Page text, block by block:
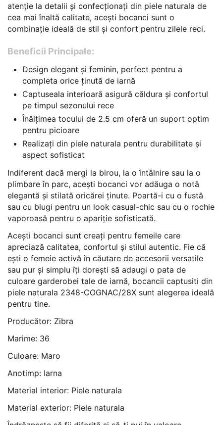
atenție la detalii și confecționați din piele naturala de
cea mai înaltă calitate, acești bocanci sunt o
combinație ideală de stil și confort pentru zilele reci.
Beneficii Principale:
Design elegant și feminin, perfect pentru a
completa orice ținută de iarnă
Captuseala interioară asigură căldura și confortul
pe timpul sezonului rece
Înălțimea tocului de 2.5 cm oferă un suport optim
pentru picioare
Realizați din piele naturala pentru durabilitate și
aspect sofisticat
Indiferent dacă mergi la birou, la o întâlnire sau la o
plimbare în parc, acești bocanci vor adăuga o notă
elegantă și stilată oricărei ținute. Poartă-i cu o fustă
sau cu blugi pentru un look casual-chic sau cu o rochie
vaporoasă pentru o apariție sofisticată.
Acești bocanci sunt creați pentru femeile care
apreciază calitatea, confortul și stilul autentic. Fie că
ești o femeie activă în căutare de accesorii versatile
sau pur și simplu îți dorești să adaugi o pata de
culoare garderobei tale de iarnă, bocancii captusiti din
piele naturala 2348-COGNAC/28X sunt alegerea ideală
pentru tine.
Producător: Zibra
Marime: 36
Culoare: Maro
Anotimp: Iarna
Material interior: Piele naturala
Material exterior: Piele naturala